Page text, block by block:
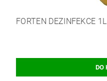
FORTEN DEZINFEKCE 1L